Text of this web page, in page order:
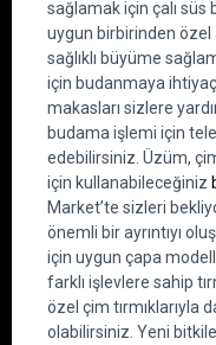
sağlamak için çalı
uygun birbirinden özel
sağlıklı büyüme
için budanmaya
makasları sizlere
budama işlemi için
edebilirsiniz. Üzüm,
için kullanabileceğiniz
Market’te sizleri
önemli bir ayrıntıyı
için uygun çapa
farklı işlevlere sahip
özel çim tırmıklarıyla
olabilirsiniz. Yeni